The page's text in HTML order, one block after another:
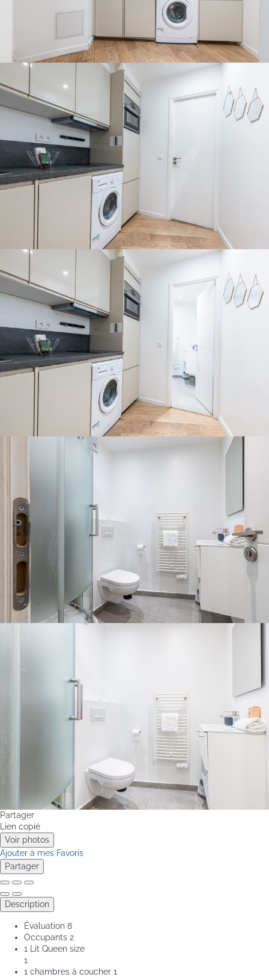
Partager
Lien copié
Voir photos
Ajouter à mes Favoris
Partager
Description
Évaluation 8
Occupants 2
1 Lit Queen size
1
1 chambres à coucher 1